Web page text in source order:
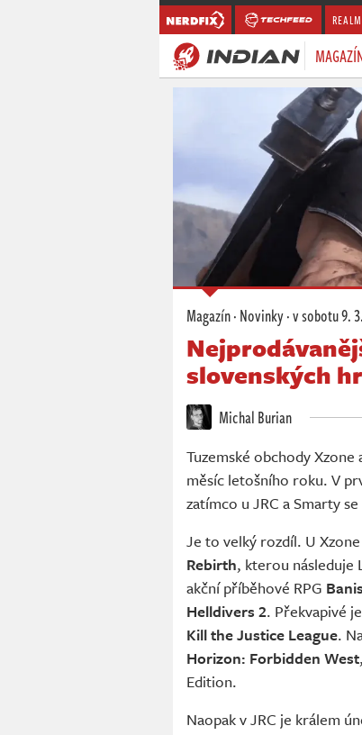
Magazín·Novinky·v sobotu9.
slovenských
Michal Burian
Tuzemské obchody
měsíc letošního roku. V
zatímco u JRC a Smarty
Je to velký rozdíl. U
Rebirth, kterou následuje
akční příběhové RPG
Helldivers 2. Překvapivé
Kill the Justice League.
Horizon: Forbidden West,
Edition.
Naopak v JRC je králem